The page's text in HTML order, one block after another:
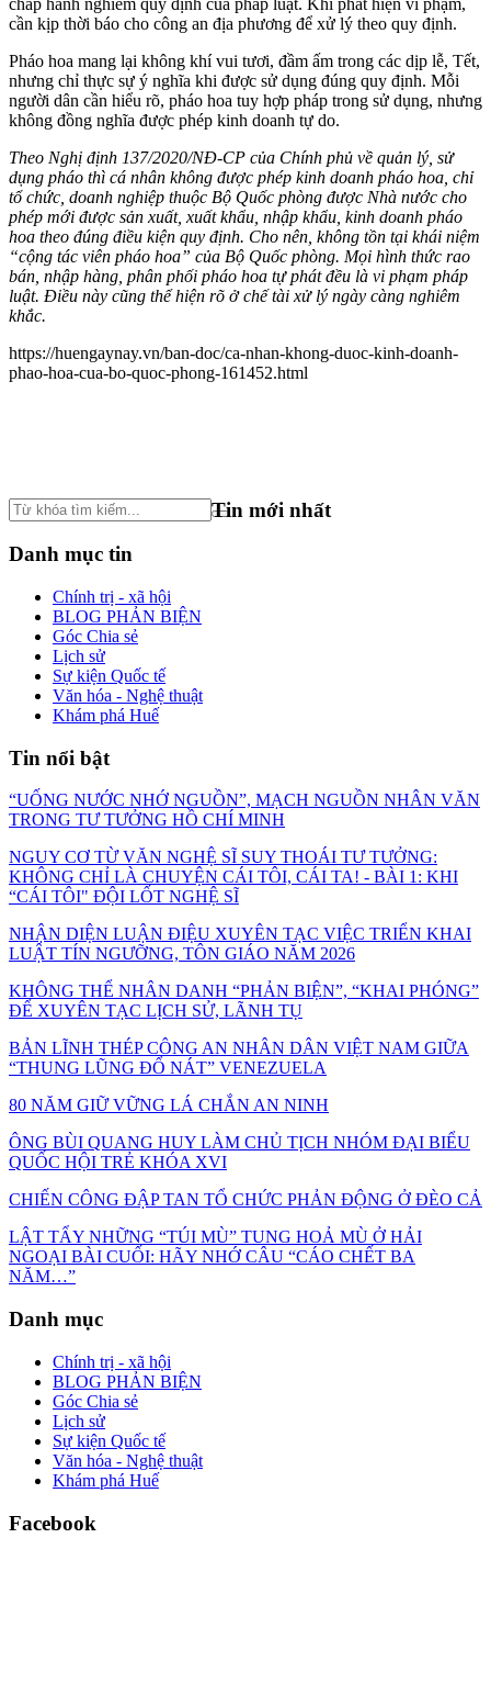
cần kịp thời báo cho công an địa phương để xử lý theo quy định.
Pháo hoa mang lại không khí vui tươi, đầm ấm trong các dịp lễ, Tết,
nhưng chỉ thực sự ý nghĩa khi được sử dụng đúng quy định. Mỗi
người dân cần hiểu rõ, pháo hoa tuy hợp pháp trong sử dụng, nhưng
không đồng nghĩa được phép kinh doanh tự do.
Theo Nghị định 137/2020/NĐ-CP của Chính phủ về quản lý, sử
dụng pháo thì cá nhân không được phép kinh doanh pháo hoa, chỉ
tổ chức, doanh nghiệp thuộc Bộ Quốc phòng được Nhà nước cho
phép mới được sản xuất, xuất khẩu, nhập khẩu, kinh doanh pháo
hoa theo đúng điều kiện quy định. Cho nên, không tồn tại khái niệm
“cộng tác viên pháo hoa” của Bộ Quốc phòng. Mọi hình thức rao
bán, nhập hàng, phân phối pháo hoa tự phát đều là vi phạm pháp
luật. Điều này cũng thể hiện rõ ở chế tài xử lý ngày càng nghiêm
khắc.
https://huengaynay.vn/ban-doc/ca-nhan-khong-duoc-kinh-doanh-
phao-hoa-cua-bo-quoc-phong-161452.html
Tin mới nhất
Danh mục tin
Chính trị - xã hội
BLOG PHẢN BIỆN
Góc Chia sẻ
Lịch sử
Sự kiện Quốc tế
Văn hóa - Nghệ thuật
Khám phá Huế
Tin nổi bật
“UỐNG NƯỚC NHỚ NGUỒN”, MẠCH NGUỒN NHÂN VĂN
TRONG TƯ TƯỞNG HỒ CHÍ MINH
NGUY CƠ TỪ VĂN NGHỆ SĨ SUY THOÁI TƯ TƯỞNG:
KHÔNG CHỈ LÀ CHUYỆN CÁI TÔI, CÁI TA! - BÀI 1: KHI
“CÁI TÔI" ĐỘI LỐT NGHỆ SĨ
NHẬN DIỆN LUẬN ĐIỆU XUYÊN TẠC VIỆC TRIỂN KHAI
LUẬT TÍN NGƯỠNG, TÔN GIÁO NĂM 2026
KHÔNG THỂ NHÂN DANH “PHẢN BIỆN”, “KHAI PHÓNG”
ĐỂ XUYÊN TẠC LỊCH SỬ, LÃNH TỤ
BẢN LĨNH THÉP CÔNG AN NHÂN DÂN VIỆT NAM GIỮA
“THUNG LŨNG ĐỔ NÁT” VENEZUELA
80 NĂM GIỮ VỮNG LÁ CHẮN AN NINH
ÔNG BÙI QUANG HUY LÀM CHỦ TỊCH NHÓM ĐẠI BIỂU
QUỐC HỘI TRẺ KHÓA XVI
CHIẾN CÔNG ĐẬP TAN TỔ CHỨC PHẢN ĐỘNG Ở ĐÈO CẢ
LẬT TẨY NHỮNG “TÚI MÙ” TUNG HOẢ MÙ Ở HẢI
NGOẠI BÀI CUỐI: HÃY NHỚ CÂU “CÁO CHẾT BA
NĂM…”
Danh mục
Chính trị - xã hội
BLOG PHẢN BIỆN
Góc Chia sẻ
Lịch sử
Sự kiện Quốc tế
Văn hóa - Nghệ thuật
Khám phá Huế
Facebook